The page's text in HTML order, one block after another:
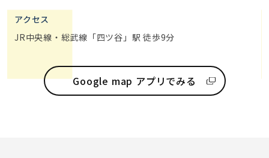
アクセス
JR中央線・総武線「四ツ谷」駅 徒歩9分
Google map アプリでみる